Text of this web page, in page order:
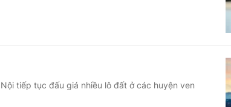
tiếp tục đấu giá nhiều lô đất ở các huyện ven